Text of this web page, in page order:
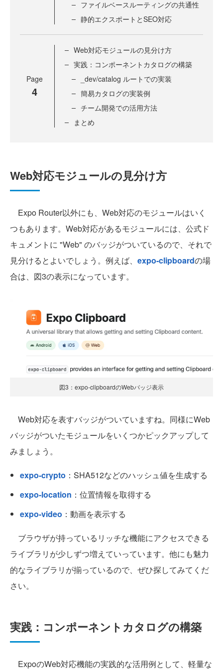
ファイルベースルーティングの共通性
静的エクスポートとSEO対応
Page
4
Web対応モジュールの見分け方
実践：コンポーネントカタログの構築
_dev/catalog ルートでの実装
簡易カタログの実装例
チーム開発での活用方法
まとめ
Web対応モジュールの見分け方
Expo Router以外にも、Web対応のモジュールはいく
つもあります。Web対応があるモジュールには、公式ド
キュメントに "Web" のバッジがついているので、それで
見分けるとよいでしょう。例えば、 expo-clipboardの場
合は、図3の表示になっています。
図3：expo-clipboardのWebバッジ表示
Web対応を表すバッジがついていますね。同様にWeb
バッジがついたモジュールをいくつかピックアップして
みましょう。
expo-crypto ：SHA512などのハッシュ値を生成する
expo-location ：位置情報を取得する
expo-video ：動画を表示する
ブラウザが持っているリッチな機能にアクセスできる
ライブラリが少しずつ増えていっています。他にも魅力
的なライブラリが揃っているので、ぜひ探してみてくだ
さい。
実践：コンポーネントカタログの構築
ExpoのWeb対応機能の実践的な活用例として、軽量な